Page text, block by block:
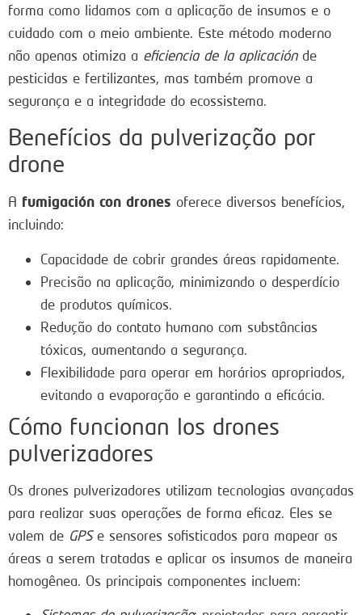
forma como lidamos com a aplicação de insumos e o
cuidado com o meio ambiente. Este método moderno
não apenas otimiza a eficiencia de la aplicaciónde
pesticidas e fertilizantes, mas também promove a
segurança e a integridade do ecossistema.
Benefícios da pulverização por
drone
A fumigación con drones oferece diversos benefícios,
incluindo:
Capacidade de cobrir grandes áreas rapidamente.
Precisão na aplicação, minimizando o desperdício
de produtos químicos.
Redução do contato humano com substâncias
tóxicas, aumentando a segurança.
Flexibilidade para operar em horários apropriados,
evitando a evaporação e garantindo a eficácia.
Cómo funcionan los drones
pulverizadores
Os drones pulverizadores utilizam tecnologias avançadas
para realizar suas operações de forma eficaz. Eles se
valem de GPSe sensores sofisticados para mapear as
áreas a serem tratadas e aplicar os insumos de maneira
homogênea. Os principais componentes incluem: